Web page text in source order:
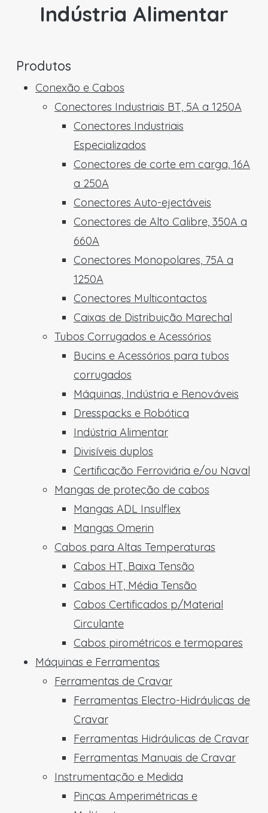
Indústria Alimentar
Produtos
Conexão e Cabos
Conectores Industriais BT, 5A a 1250A
Conectores Industriais
Especializados
Conectores de corte em carga, 16A
a 250A
Conectores Auto-ejectáveis
Conectores de Alto Calibre, 350A a
660A
Conectores Monopolares, 75A a
1250A
Conectores Multicontactos
Caixas de Distribuição Marechal
Tubos Corrugados e Acessórios
Bucins e Acessórios para tubos
corrugados
Máquinas, Indústria e Renováveis
Dresspacks e Robótica
Indústria Alimentar
Divisíveis duplos
Certificação Ferroviária e/ou Naval
Mangas de proteção de cabos
Mangas ADL Insulflex
Mangas Omerin
Cabos para Altas Temperaturas
Cabos HT, Baixa Tensão
Cabos HT, Média Tensão
Cabos Certificados p/Material
Circulante
Cabos pirométricos e termopares
Máquinas e Ferramentas
Ferramentas de Cravar
Ferramentas Electro-Hidráulicas de
Cravar
Ferramentas Hidráulicas de Cravar
Ferramentas Manuais de Cravar
Instrumentação e Medida
Pinças Amperimétricas e